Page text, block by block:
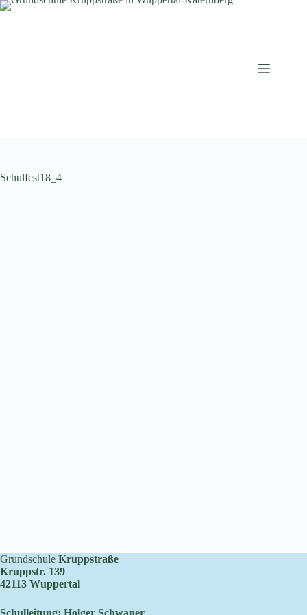
Zum
Schulfest18_4
Grundschule Kruppstraße
Kruppstr. 139
42113 Wuppertal
Schulleitung: Holger Schwaner